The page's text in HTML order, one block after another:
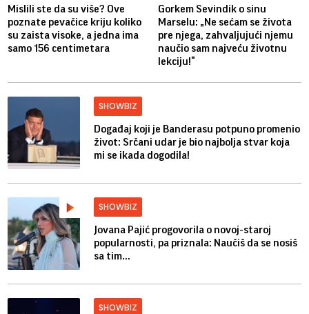
Mislili ste da su više? Ove
poznate pevačice kriju koliko
su zaista visoke, a jedna ima
samo 156 centimetara
Gorkem Sevindik o sinu
Marselu: „Ne sećam se života
pre njega, zahvaljujući njemu
naučio sam najveću životnu
lekciju!“
SHOWBIZ
Događaj koji je Banderasu potpuno promenio
život: Srčani udar je bio najbolja stvar koja
mi se ikada dogodila!
SHOWBIZ
Jovana Pajić progovorila o novoj-staroj
popularnosti, pa priznala: Naučiš da se nosiš
sa tim...
SHOWBIZ